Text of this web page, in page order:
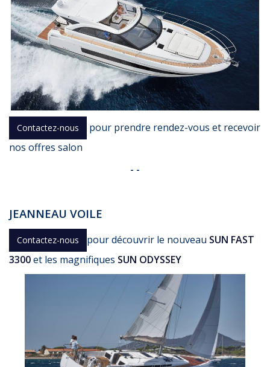
Contactez-nous
pour prendre rendez-vous et recevoir
nos offres salon
- -
JEANNEAU VOILE
Contactez-nous pour découvrir le nouveau SUN FAST
3300et les magnifiques SUN ODYSSEY